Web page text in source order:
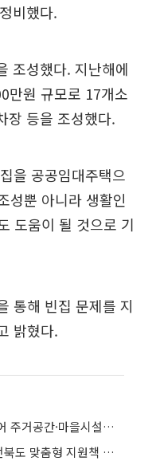
비했다.
조성했다. 지난해에
만원 규모로 17개소
장 등을 조성했다.
을 공공임대주택으
성뿐 아니라 생활인
도움이 될 것으로 기
통해 빈집 문제를 지
밝혔다.
방치된 어촌 빈집 5채 새단장…귀어 주거공간·마을시설로 재탄생
귀농귀촌 2만2000명 유치되나…전북도 맞춤형 지원책 가동